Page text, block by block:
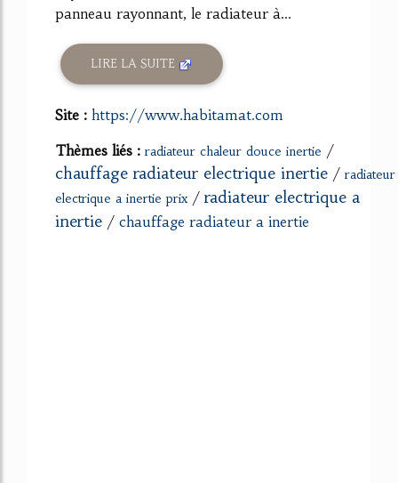
panneau rayonnant, le radiateur à...
LIRE LA SUITE
Site : https://www.habitamat.com
Thèmes liés : radiateur chaleur douce inertie /
chauffage radiateur electrique inertie / radiateur
electrique a inertie prix / radiateur electrique a
inertie / chauffage radiateur a inertie